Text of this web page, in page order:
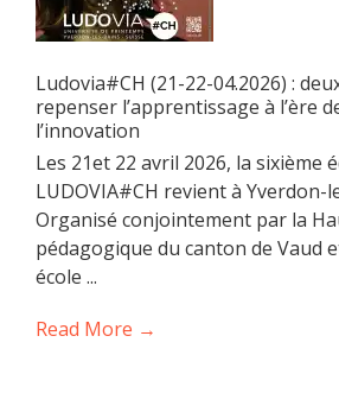
Ludovia#CH (21-22-04.2026) :
repenser l’apprentissage à l’ère
l’innovation
Les 21et 22 avril 2026, la sixième
LUDOVIA#CH revient à Yverdon-
Organisé conjointement par la
pédagogique du canton de Vaud
école ...
Read More →